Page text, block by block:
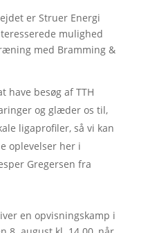
er Struer Energi
mulighed
med Bramming &
have besøg af TTH
og glæder os til,
ligaprofiler, så vi kan
oplevelser her i
Gregersen fra
en opvisningskamp i